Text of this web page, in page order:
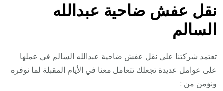
نقل عفش ضاحية عبدالله
السالم
تعتمد شركتنا على نقل عفش ضاحية عبدالله السالم في عملها
على عوامل عديدة تجعلك تتعامل معنا في الأيام المقبلة لما نوفره
ونؤمن من :